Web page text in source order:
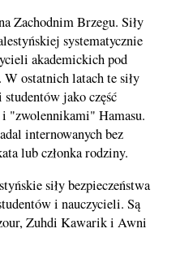
Zachodnim Brzegu. Siły
systematycznie
akademickich pod
ostatnich latach te siły
studentów jako część
"zwolennikami" Hamasu.
internowanych bez
lub członka rodziny.
siły bezpieczeństwa
i nauczycieli. Są
Zuhdi Kawarik i Awni